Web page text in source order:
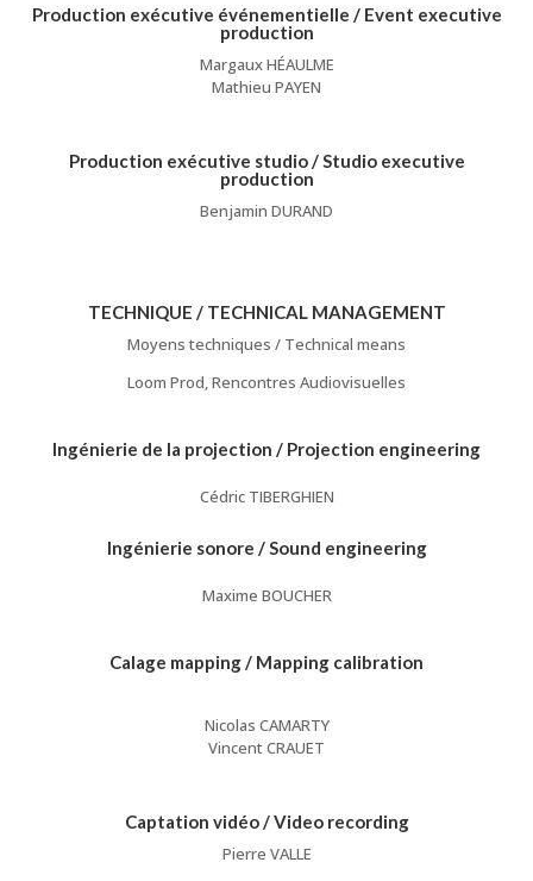
Production exécutive événementielle / Event executive
production
Margaux HÉAULME
Mathieu PAYEN
Production exécutive studio / Studio executive
production
Benjamin DURAND
TECHNIQUE / TECHNICAL MANAGEMENT
Moyens techniques / Technical means
Loom Prod, Rencontres Audiovisuelles
Ingénierie de la projection / Projection engineering
Cédric TIBERGHIEN
Ingénierie sonore / Sound engineering
Maxime BOUCHER
Calage mapping / Mapping calibration
Nicolas CAMARTY
Vincent CRAUET
Captation vidéo / Video recording
Pierre VALLE